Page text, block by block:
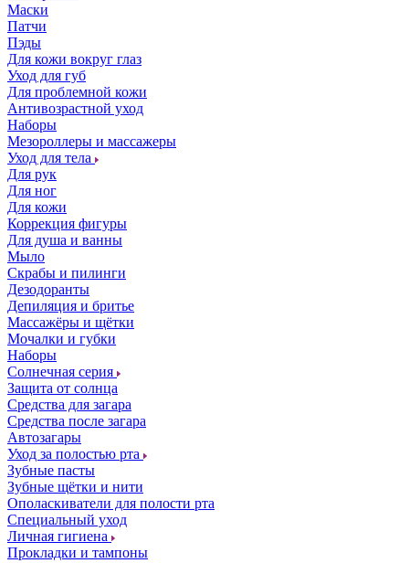
Маски
Патчи
Пэды
Для кожи вокруг глаз
Уход для губ
Для проблемной кожи
Антивозрастной уход
Наборы
Мезороллеры и массажеры
Уход для тела
Для рук
Для ног
Для кожи
Коррекция фигуры
Для душа и ванны
Мыло
Скрабы и пилинги
Дезодоранты
Депиляция и бритье
Массажёры и щётки
Мочалки и губки
Наборы
Солнечная серия
Защита от солнца
Средства для загара
Средства после загара
Автозагары
Уход за полостью рта
Зубные пасты
Зубные щётки и нити
Ополаскиватели для полости рта
Специальный уход
Личная гигиена
Прокладки и тампоны